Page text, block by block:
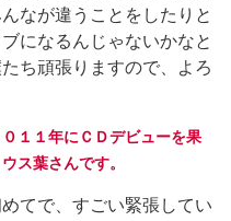
なが違うことをしたりと
になるんじゃないかなと
ち頑張りますので、よろ
１１年にＣＤデビューを果
ス葉さんです。
てで、すごい緊張してい